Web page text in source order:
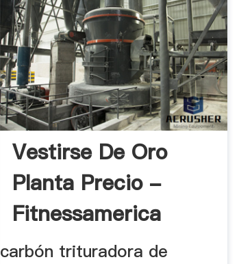
Vestirse De Oro
Planta Precio -
Fitnessamerica
carbón trituradora de